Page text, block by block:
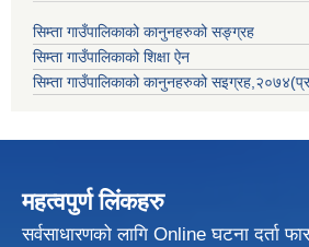
सिम्ता गाउँपालिकाको कानुनहरुको सङ्ग्रह
सिम्ता गाउँपालिकाको शिक्षा ऐन
सिम्ता गाउँपालिकाको कानुनहरुको
महत्वपुर्ण लिंकहरु
सर्वसाधारणको लागि Online घटना दर्ता